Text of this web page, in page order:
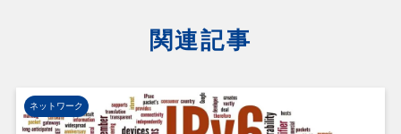
関連記事
ネットワーク